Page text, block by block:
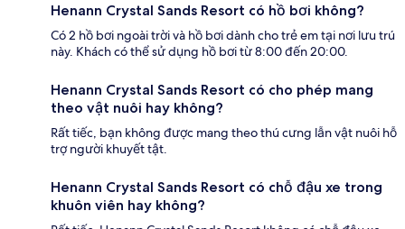
Henann Crystal Sands Resort có hồ bơi không?
Có 2 hồ bơi ngoài trời và hồ bơi dành cho trẻ em tại nơi lưu trú
này. Khách có thể sử dụng hồ bơi từ 8:00 đến 20:00.
Henann Crystal Sands Resort có cho phép mang
theo vật nuôi hay không?
Rất tiếc, bạn không được mang theo thú cưng lẫn vật nuôi hỗ
trợ người khuyết tật.
Henann Crystal Sands Resort có chỗ đậu xe trong
khuôn viên hay không?